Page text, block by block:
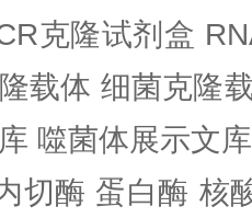
克隆试剂盒
载体 细菌克隆
噬菌体展示文库
切酶 蛋白酶 核